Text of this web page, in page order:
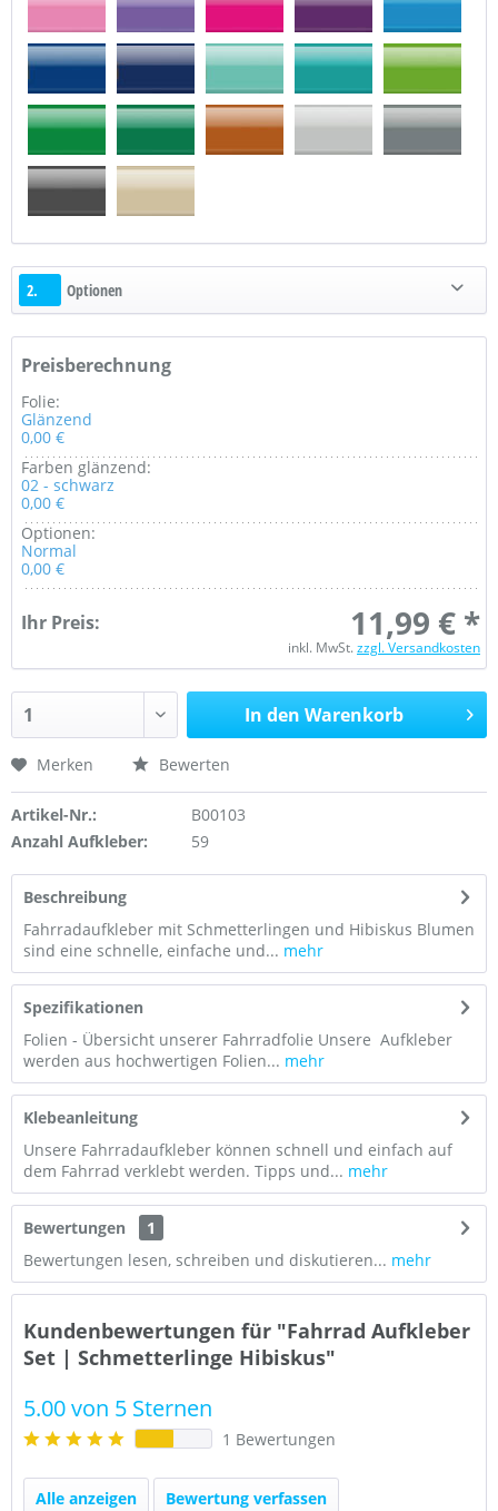
2. Optionen
Preisberechnung
Folie:
Glänzend
0,00 €
Farben glänzend:
02 - schwarz
0,00 €
Optionen:
Normal
0,00 €
Ihr Preis: 11,99 € *
inkl. MwSt.zzgl. Versandkosten
In den Warenkorb
Merken Bewerten
Artikel-Nr.:
B00103
Anzahl Aufkleber:
59
Beschreibung
Fahrradaufkleber mit Schmetterlingen und Hibiskus Blumen
sind eine schnelle, einfache und... mehr
Spezifikationen
Folien - Übersicht unserer Fahrradfolie Unsere Aufkleber
werden aus hochwertigen Folien... mehr
Klebeanleitung
Unsere Fahrradaufkleber können schnell und einfach auf
dem Fahrrad verklebt werden. Tipps und... mehr
Bewertungen
1
Bewertungen lesen, schreiben und diskutieren... mehr
Kundenbewertungen für "Fahrrad Aufkleber
Set | Schmetterlinge Hibiskus"
5.00 von 5 Sternen
1 Bewertungen
Alle anzeigen Bewertung verfassen